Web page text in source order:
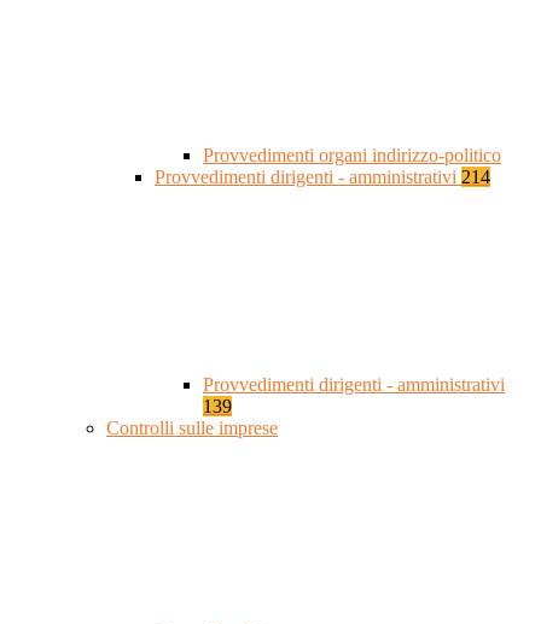
Provvedimenti organi indirizzo-politico
Provvedimenti dirigenti - amministrativi 214
Provvedimenti dirigenti - amministrativi
139
Controlli sulle imprese